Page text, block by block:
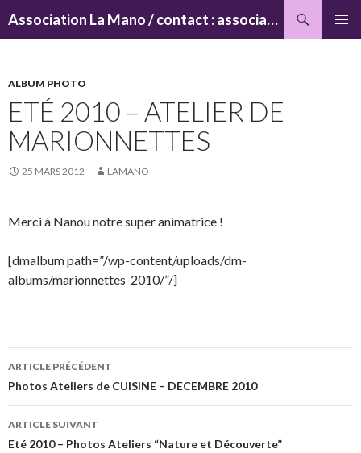
Association La Mano / contact : associationlamano@yahoo.fr
ALBUM PHOTO
ETÉ 2010 – ATELIER DE
MARIONNETTES
25 MARS 2012 LAMANO
Merci à Nanou notre super animatrice !
[dmalbum path=”/wp-content/uploads/dm-
albums/marionnettes-2010/”/]
Navigation
des
articles
ARTICLE PRÉCÉDENT
Photos Ateliers de CUISINE – DECEMBRE 2010
ARTICLE SUIVANT
Eté 2010 – Photos Ateliers “Nature et Découverte”